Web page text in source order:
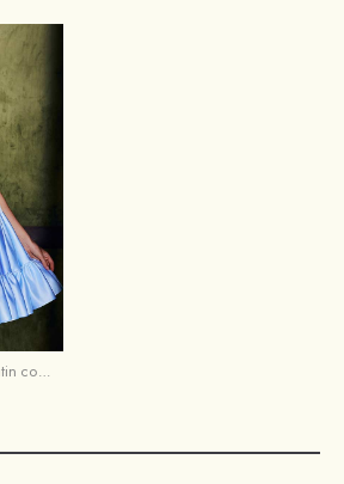
Trapèze cache coeur satin courte/mini robe de fête de la rentrée